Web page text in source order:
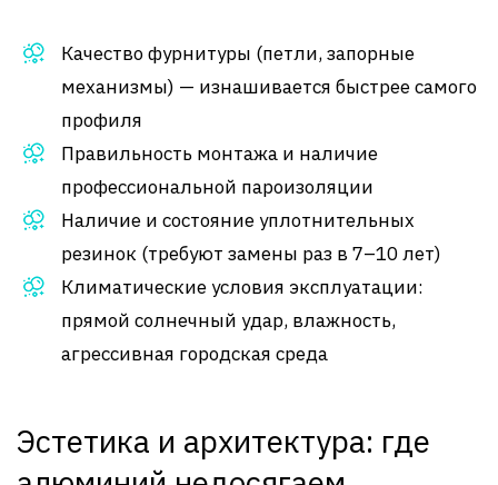
Качество фурнитуры (петли, запорные
механизмы) — изнашивается быстрее самого
профиля
Правильность монтажа и наличие
профессиональной пароизоляции
Наличие и состояние уплотнительных
резинок (требуют замены раз в 7–10 лет)
Климатические условия эксплуатации:
прямой солнечный удар, влажность,
агрессивная городская среда
Эстетика и архитектура: где